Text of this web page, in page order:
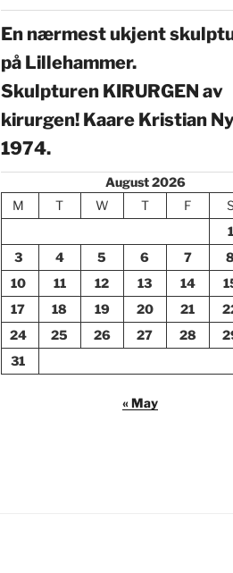
En nærmest ukjent
på Lillehammer.
Skulpturen KIRURGEN av
kirurgen! Kaare Kristian
1974.
August 2026
M
T W T F
1
3
4 5 6 7 8
10
11 12 13 14
17
18 19 20 21
24
25 26 27 28
31
« May